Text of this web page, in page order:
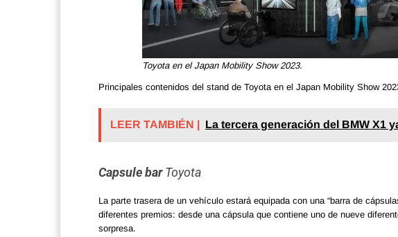
Toyota en el Japan Mobility Show 2023.
Principales contenidos del stand de Toyota en el Japan Mobility Show
LEER TAMBIÉN | La tercera generación del BMW X1
Capsule bar Toyota
La parte trasera de un vehículo estará equipada con una “barra de
diferentes premios: desde una cápsula que contiene uno de nueve
sorpresa.